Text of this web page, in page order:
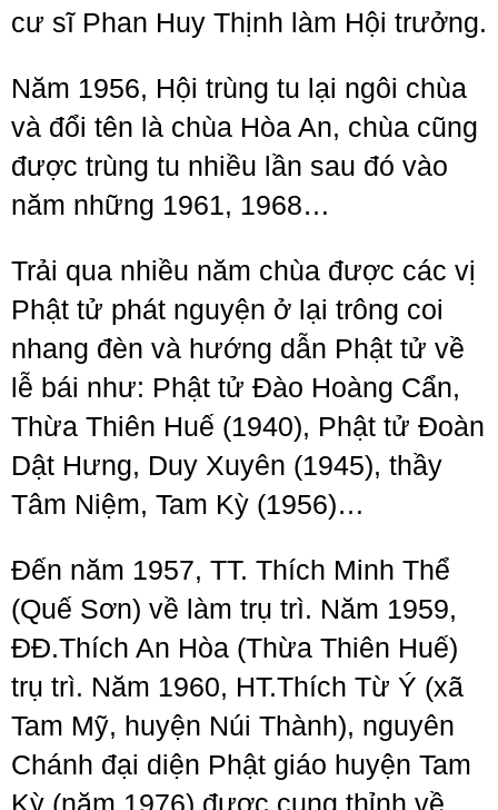
cư sĩ Phan Huy Thịnh làm Hội trưởng.
Năm 1956, Hội trùng tu lại ngôi chùa
và đổi tên là chùa Hòa An, chùa cũng
được trùng tu nhiều lần sau đó vào
năm những 1961, 1968…
Trải qua nhiều năm chùa được các vị
Phật tử phát nguyện ở lại trông coi
nhang đèn và hướng dẫn Phật tử về
lễ bái như: Phật tử Đào Hoàng Cẩn,
Thừa Thiên Huế (1940), Phật tử Đoàn
Dật Hưng, Duy Xuyên (1945), thầy
Tâm Niệm, Tam Kỳ (1956)…
Đến năm 1957, TT. Thích Minh Thể
(Quế Sơn) về làm trụ trì. Năm 1959,
ĐĐ.Thích An Hòa (Thừa Thiên Huế)
trụ trì. Năm 1960, HT.Thích Từ Ý (xã
Tam Mỹ, huyện Núi Thành), nguyên
Chánh đại diện Phật giáo huyện Tam
Kỳ (năm 1976) được cung thỉnh về